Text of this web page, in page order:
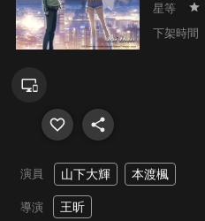
星等
下架時間
演員 山下大輝 本渡楓
導演 王昕